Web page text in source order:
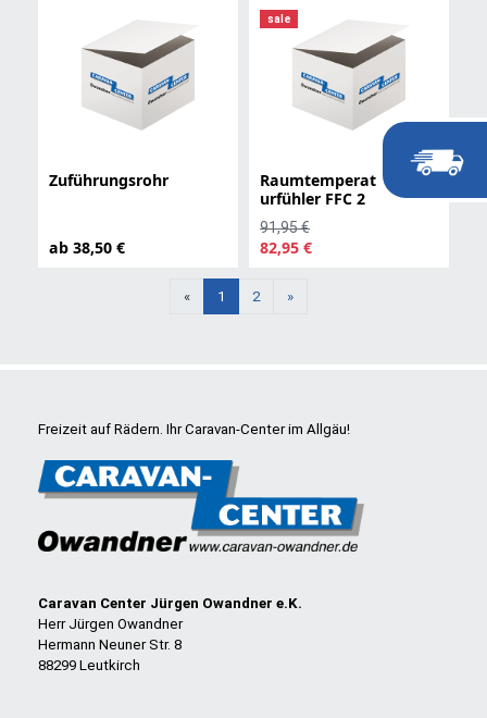
Zuführungsrohr
ab 38,50 €
sale
Raumtemperat
urfühler FFC 2
91,95 €
82,95 €
« 1 2 »Weiter
Freizeit auf Rädern. Ihr Caravan-Center im Allgäu!
Caravan Center Jürgen Owandner e.K.
Herr Jürgen Owandner
Hermann Neuner Str. 8
88299 Leutkirch